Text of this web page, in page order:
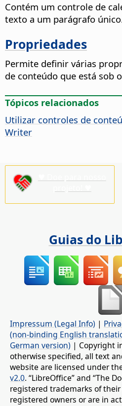
Contém um controle de
texto a um parágrafo
Propriedades
Permite definir várias
de conteúdo que está sob
Tópicos relacionados
Utilizar controles de
Writer
Guias do
Impressum (Legal Info) |
(non-binding English
German version) | Copyright
otherwise specified, all text
website are licensed under
v2.0. “LibreOffice” and “The
registered trademarks of
registered owners or are in